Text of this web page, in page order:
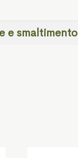
e smaltimento